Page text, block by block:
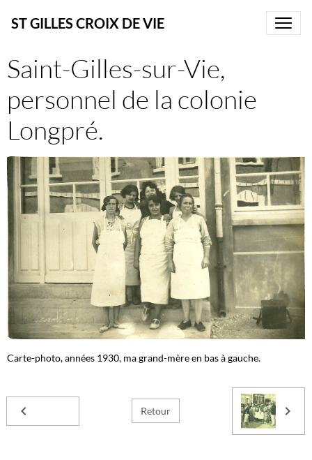
ST GILLES CROIX DE VIE
Saint-Gilles-sur-Vie,
personnel de la colonie
Longpré.
Carte-photo, années 1930, ma grand-mère en bas à gauche.
Retour